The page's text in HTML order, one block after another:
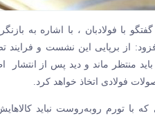
گفتگو با فولادبان ، با اشاره
از برپایی این نشست و
و باید منتظر ماند و دید پس از
فولادی اتخاذ خواهد کرد.
با تورم روبه‌روست نباید